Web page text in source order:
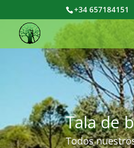
+34 657184151
Tala de
Todos